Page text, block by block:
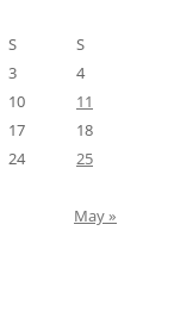
S
S
3
4
10
11
17
18
24
25
May »